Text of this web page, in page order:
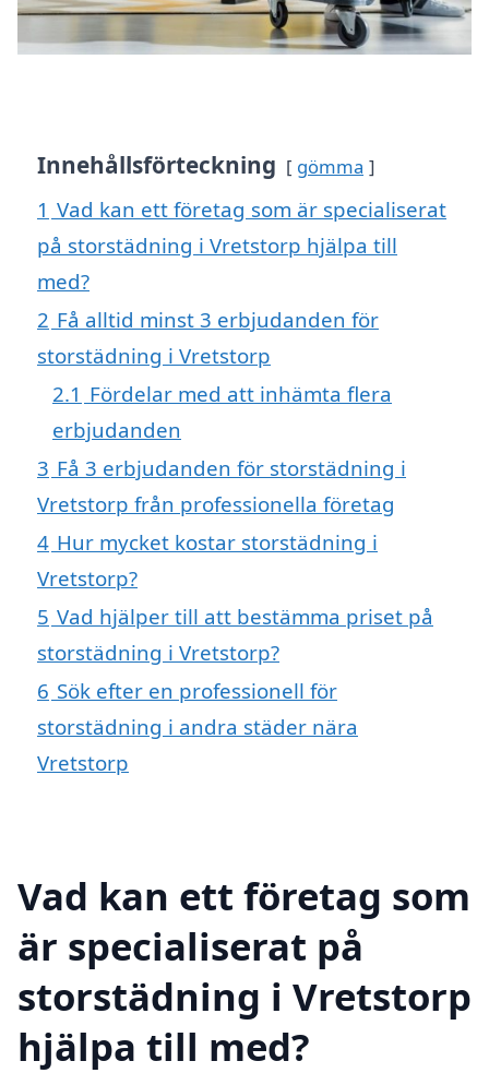
Innehållsförteckning gömma
1 Vad kan ett företag som är specialiserat
på storstädning i Vretstorp hjälpa till
med?
2 Få alltid minst 3 erbjudanden för
storstädning i Vretstorp
2.1 Fördelar med att inhämta flera
erbjudanden
3 Få 3 erbjudanden för storstädning i
Vretstorp från professionella företag
4 Hur mycket kostar storstädning i
Vretstorp?
5 Vad hjälper till att bestämma priset på
storstädning i Vretstorp?
6 Sök efter en professionell för
storstädning i andra städer nära
Vretstorp
Vad kan ett företag som
är specialiserat på
storstädning i Vretstorp
hjälpa till med?